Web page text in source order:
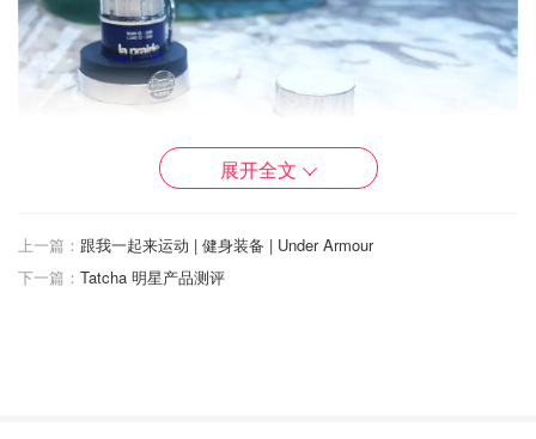
展开全文
上一篇： 跟我一起来运动 | 健身装备 | Under Armour
下一篇： Tatcha 明星产品测评